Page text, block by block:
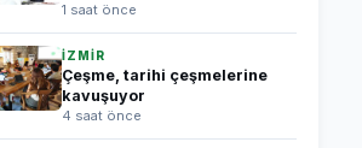
1 saat önce
İZMİR
Çeşme, tarihi çeşmelerine
kavuşuyor
4 saat önce